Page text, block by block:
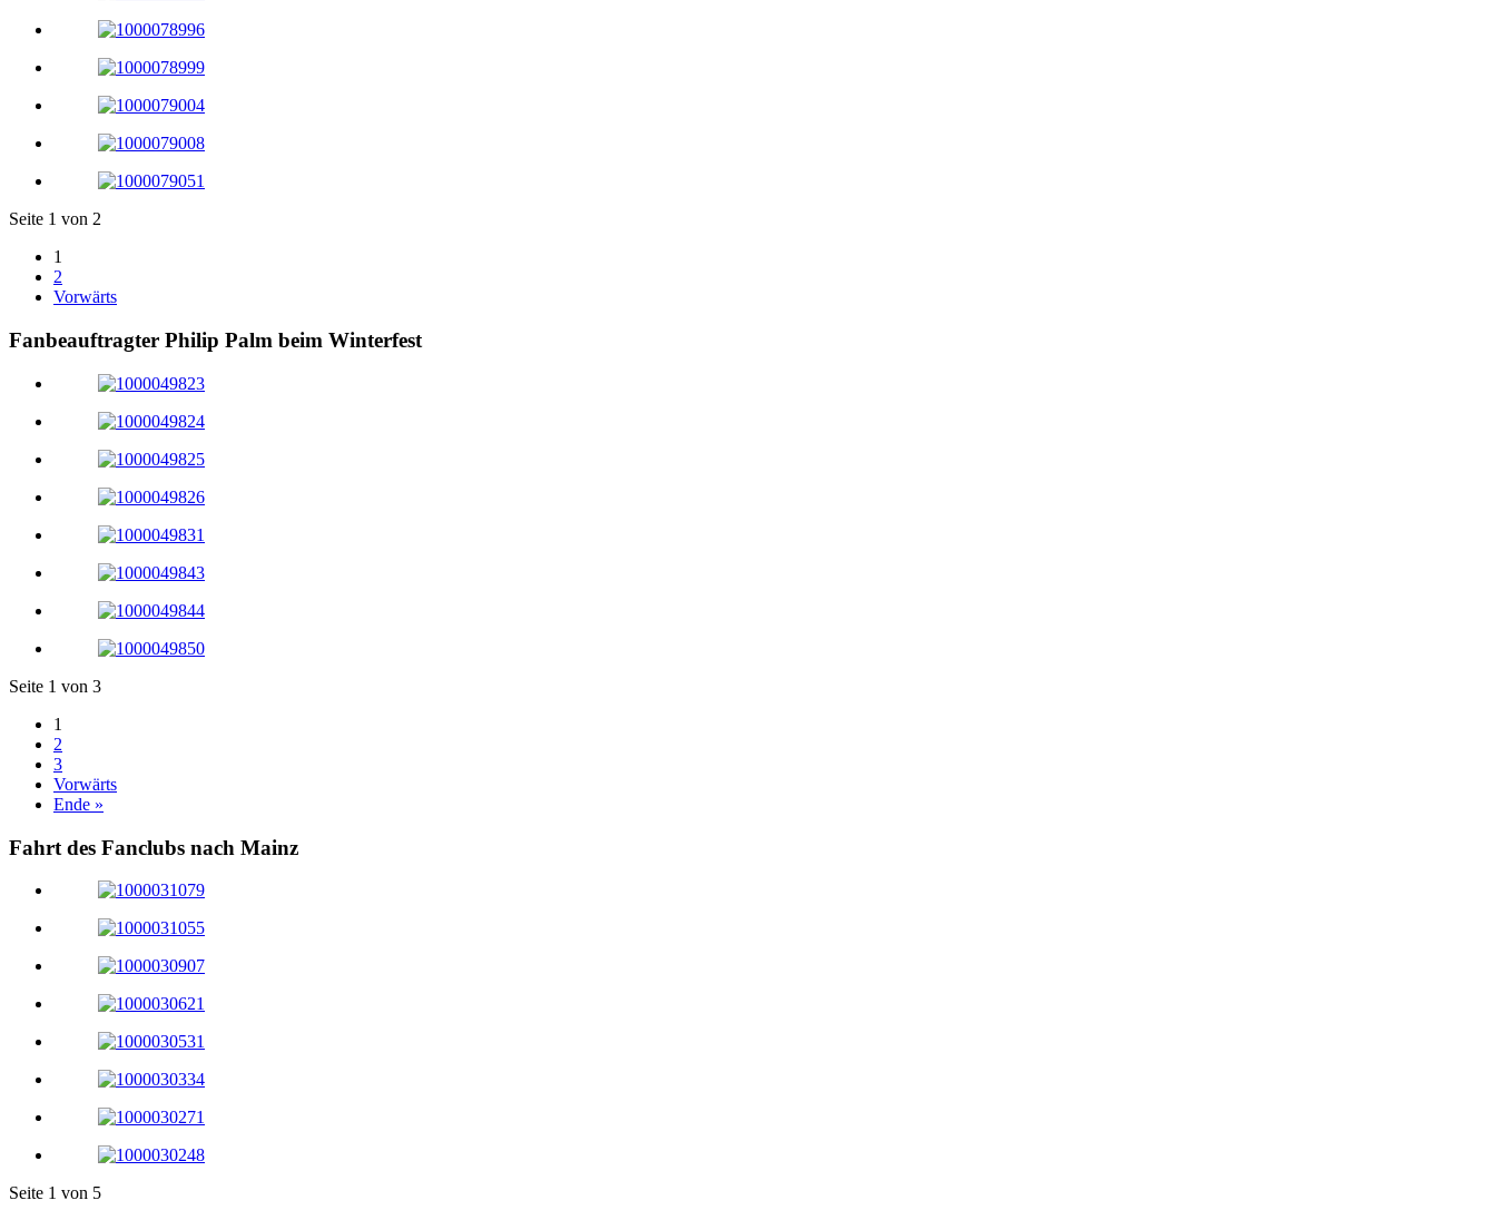
Seite 1 von 2
1
2
Vorwärts
Fanbeauftragter Philip Palm beim Winterfest
Seite 1 von 3
1
2
3
Vorwärts
Ende »
Fahrt des Fanclubs nach Mainz
Seite 1 von 5